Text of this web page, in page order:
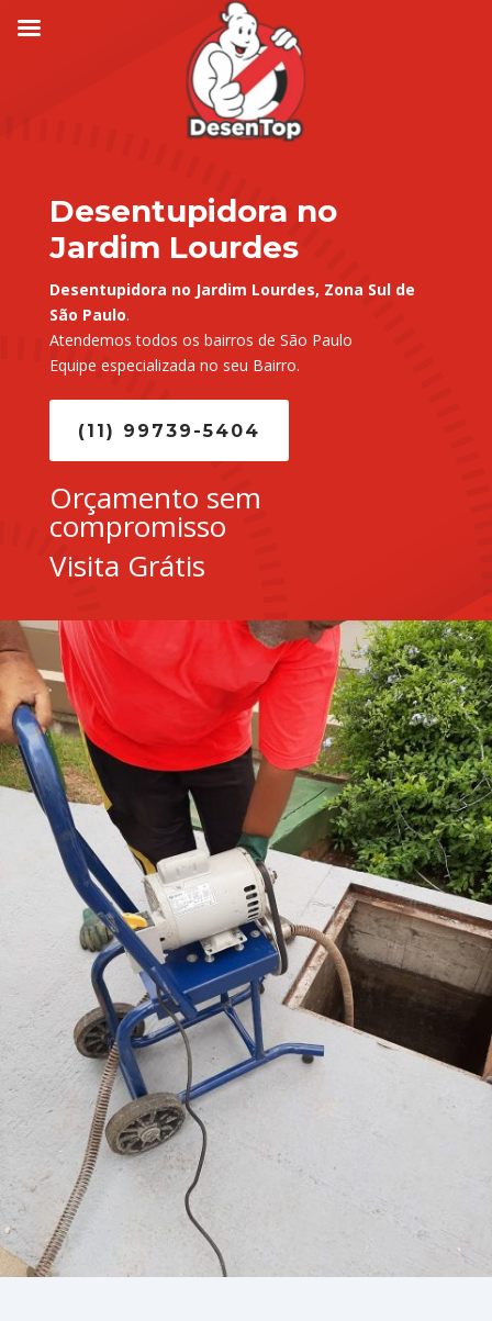
Desentupidora no
Jardim Lourdes
Desentupidora no Jardim Lourdes, Zona Sul de
São Paulo.
Atendemos todos os bairros de São Paulo
Equipe especializada no seu Bairro.
(11) 99739-5404
Orçamento sem
compromisso
Visita Grátis